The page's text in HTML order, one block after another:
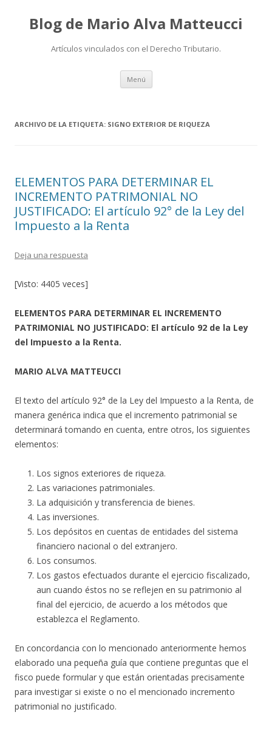
Blog de Mario Alva Matteucci
Artículos vinculados con el Derecho Tributario.
Menú Ir
contenido
ARCHIVO DE LA ETIQUETA: SIGNO EXTERIOR DE RIQUEZA
ELEMENTOS PARA DETERMINAR EL
INCREMENTO PATRIMONIAL NO
JUSTIFICADO: El artículo 92° de la Ley del
Impuesto a la Renta
Deja una respuesta
[Visto: 4405 veces]
ELEMENTOS PARA DETERMINAR EL INCREMENTO
PATRIMONIAL NO JUSTIFICADO: El artículo 92 de la Ley
del Impuesto a la Renta.
MARIO ALVA MATTEUCCI
El texto del artículo 92° de la Ley del Impuesto a la Renta, de
manera genérica indica que el incremento patrimonial se
determinará tomando en cuenta, entre otros, los siguientes
elementos:
Los signos exteriores de riqueza.
Las variaciones patrimoniales.
La adquisición y transferencia de bienes.
Las inversiones.
Los depósitos en cuentas de entidades del sistema
financiero nacional o del extranjero.
Los consumos.
Los gastos efectuados durante el ejercicio fiscalizado,
aun cuando éstos no se reflejen en su patrimonio al
final del ejercicio, de acuerdo a los métodos que
establezca el Reglamento.
En concordancia con lo mencionado anteriormente hemos
elaborado una pequeña guía que contiene preguntas que el
fisco puede formular y que están orientadas precisamente
para investigar si existe o no el mencionado incremento
patrimonial no justificado.